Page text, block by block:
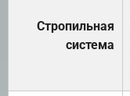
Стропильная
система